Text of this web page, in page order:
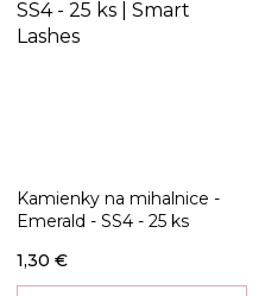
Kamienky na mihalnice -
Emerald - SS4 - 25 ks
1,30 €